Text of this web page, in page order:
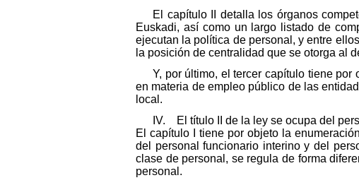
El capítulo II detalla los órganos
Euskadi, así como un largo listado de
ejecutan la política de personal, y entre
la posición de centralidad que se otorga al
Y, por último, el tercer capítulo tiene
en materia de empleo público de las
local.
IV. El título II de la ley se ocupa del
El capítulo I tiene por objeto la
del personal funcionario interino y del
clase de personal, se regula de forma
personal.